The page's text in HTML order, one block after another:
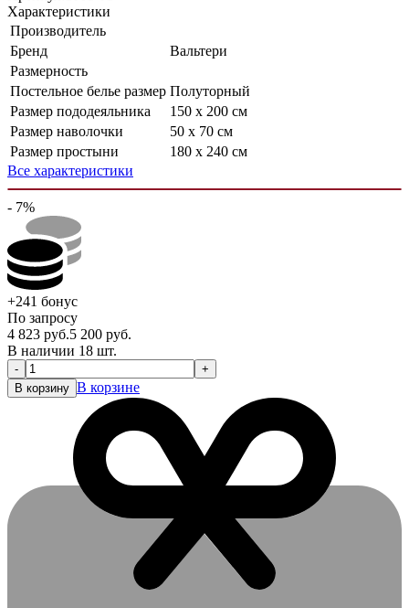
Характеристики
Производитель
Бренд
Вальтери
Размерность
Постельное белье размер Полуторный
Размер пододеяльника
150 х 200 см
Размер наволочки
50 х 70 см
Размер простыни
180 х 240 см
Все характеристики
- 7%
+241 бонус
По запросу
4 823 руб.5 200 руб.
В наличии 18 шт.
-
+
В корзину В корзине